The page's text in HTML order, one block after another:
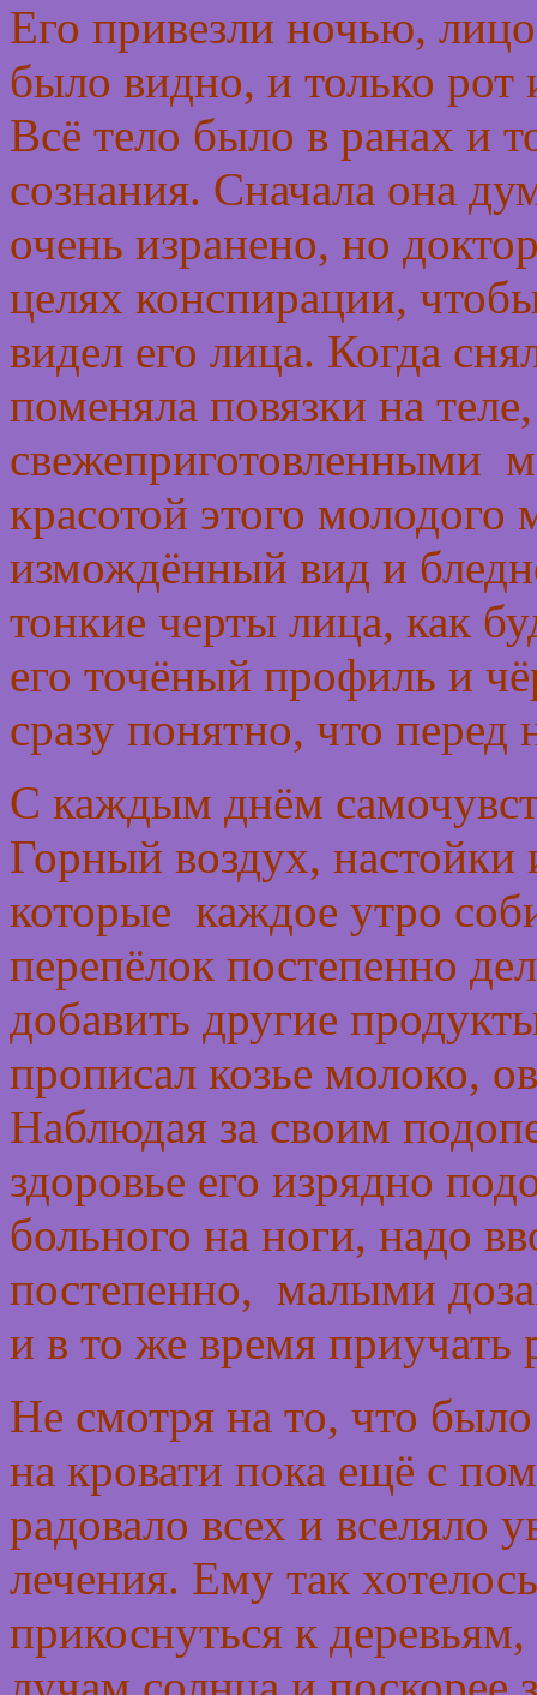
Его привезли ночью,
было видно, и только
Всё тело было в ранах и
сознания. Сначала она
очень изранено, но
целях конспирации,
видел его лица. Когда
поменяла повязки на
свежеприготовленными
красотой этого
измождённый вид и
тонкие черты лица, как
его точёный профиль и
сразу понятно, что перед
С каждым днём
Горный воздух, настойки
которые каждое утро
перепёлок постепенно
добавить другие
прописал козье молоко,
Наблюдая за своим
здоровье его изрядно
больного на ноги, надо
постепенно, малыми
и в то же время приучать
Не смотря на то, что
на кровати пока ещё с
радовало всех и вселяло
лечения. Ему так
прикоснуться к